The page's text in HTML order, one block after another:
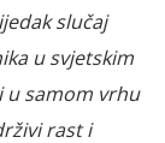
slučaj
u svjetskim
u samom vrhu
rast i